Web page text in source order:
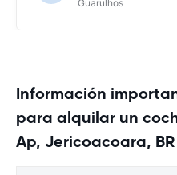
Guarulhos
Información
para alquilar un
Ap, Jericoacoara, BR